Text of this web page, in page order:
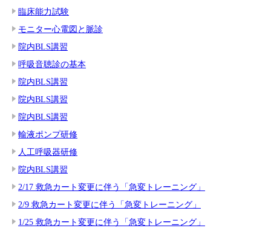
臨床能力試験
モニター心電図と脈診
院内BLS講習
呼吸音聴診の基本
院内BLS講習
院内BLS講習
院内BLS講習
輸液ポンプ研修
人工呼吸器研修
院内BLS講習
2/17 救急カート変更に伴う「急変トレーニング」
2/9 救急カート変更に伴う「急変トレーニング」
1/25 救急カート変更に伴う「急変トレーニング」